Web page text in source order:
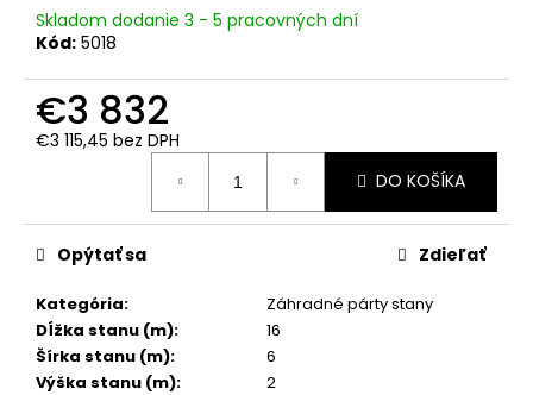
Skladom dodanie 3 - 5 pracovných dní
Kód: 5018
€3 832
€3 115,45 bez DPH
DO KOŠÍKA
Kategória:
Záhradné párty stany
Dĺžka stanu (m):
16
Šírka stanu (m):
6
Výška stanu (m):
2
Opýtať sa Zdieľať
ú
č
a
m
e